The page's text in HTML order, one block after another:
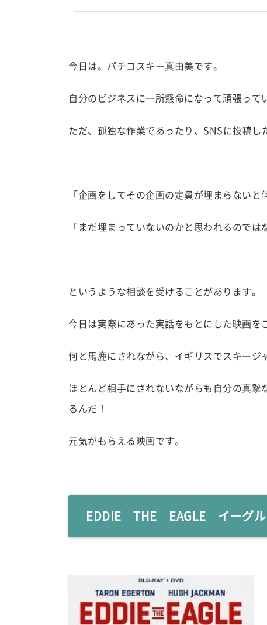
今日は。パチコスキー真由美です。
自分のビジネスに一所懸命になって頑張って
ただ、孤独な作業であったり、SNSに投稿し
「企画をしてその企画の定員が埋まらないと
「まだ埋まっていないのかと思われるので
というような相談を受けることがあります。
今日は実際にあった実話をもとにした映画を
何と馬鹿にされながら、イギリスでスキージ
ほとんど相手にされないながらも自分の真
るんだ！
元気がもらえる映画です。
EDDIE THE EAGLE イーグル